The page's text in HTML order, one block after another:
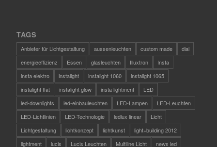
TAGS
Anbieter für Lichtgestaltung aussenleuchten custom made
dial
energieeffizienz
Essen glasleuchten Illuxtron
Insta
insta elektro
instalight instalight 1060
instalight 1065
instalight flat
instalight glow insta lightment
LED
led-downlights
led-einbauleuchten LED-Lampen
LED-Leuchten
LED-Lichtlinien
LED-Technologie ledlux linear
Licht
Lichtgestaltung
lichtkonzept lichtkunst
light+building 2012
lightment
lucis Lucis Leuchten Multiline Licht
news led